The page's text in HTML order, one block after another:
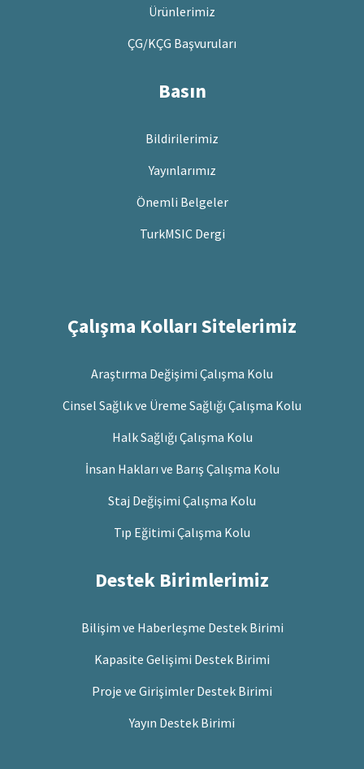
Ürünlerimiz
ÇG/KÇG Başvuruları
Basın
Bildirilerimiz
Yayınlarımız
Önemli Belgeler
TurkMSIC Dergi
Çalışma Kolları Sitelerimiz
Araştırma Değişimi Çalışma Kolu
Cinsel Sağlık ve Üreme Sağlığı Çalışma Kolu
Halk Sağlığı Çalışma Kolu
İnsan Hakları ve Barış Çalışma Kolu
Staj Değişimi Çalışma Kolu
Tıp Eğitimi Çalışma Kolu
Destek Birimlerimiz
Bilişim ve Haberleşme Destek Birimi
Kapasite Gelişimi Destek Birimi
Proje ve Girişimler Destek Birimi
Yayın Destek Birimi